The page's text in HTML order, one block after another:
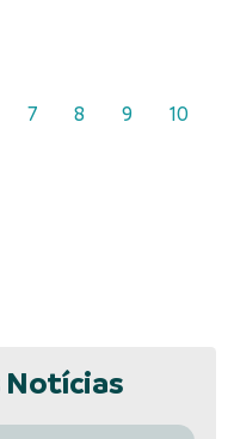
7 8 9 10
Notícias